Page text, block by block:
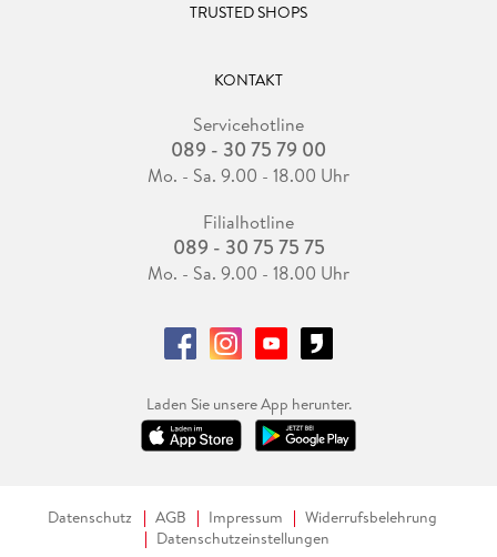
TRUSTED SHOPS
KONTAKT
Servicehotline
089 - 30 75 79 00
Mo. - Sa. 9.00 - 18.00 Uhr
Filialhotline
089 - 30 75 75 75
Mo. - Sa. 9.00 - 18.00 Uhr
Laden Sie unsere App herunter.
Datenschutz AGB Impressum
Widerrufsbelehrung
Datenschutzeinstellungen